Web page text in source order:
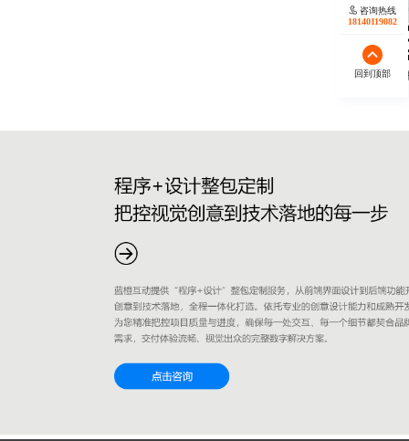
微信
咨询热线
18140119082
回到顶部